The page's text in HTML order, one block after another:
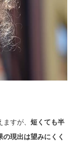
すが、 短くても半
現出は望みにくく